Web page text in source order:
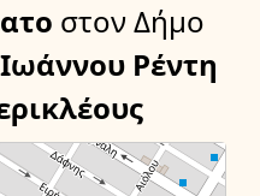
στον Δήμο
Ρέντη